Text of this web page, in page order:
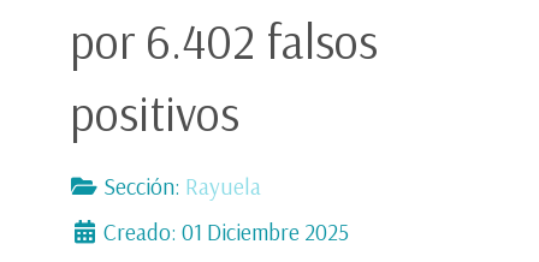
por 6.402 falsos
positivos
Sección: Rayuela
Creado: 01 Diciembre 2025